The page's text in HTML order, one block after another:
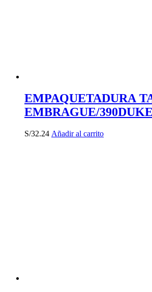
EMPAQUETADURA
EMBRAGUE/
S/32.24 Añadir al carrito